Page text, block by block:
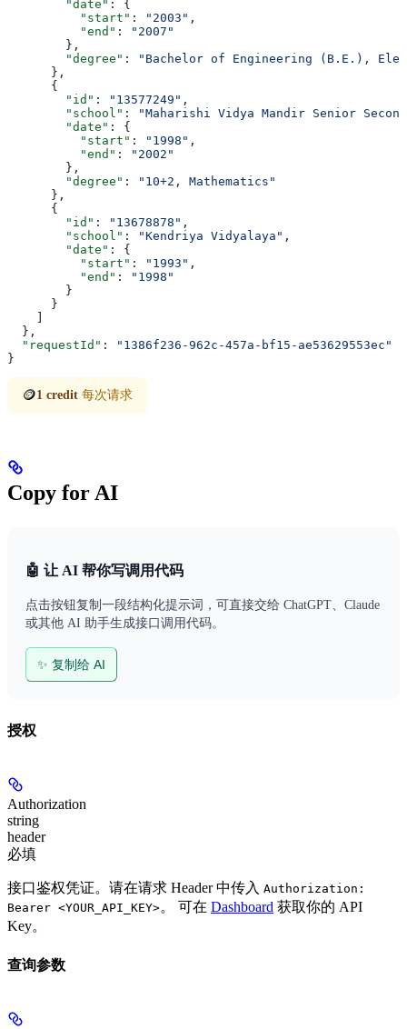
        "date"
: {
          "start"
: "2003" ,
          "end"
:
"2007"
        },
        "degree"
:
"Bachelor of Engineering (B.E.),
      },
      {
        "id"
: "13577249" ,
        "school"
:
"Maharishi Vidya Mandir Senior
        "date"
: {
          "start"
: "1998" ,
          "end"
:
"2002"
        },
        "degree"
:
"10+2, Mathematics"
      },
      {
        "id"
: "13678878" ,
        "school"
: "Kendriya Vidyalaya" ,
        "date"
: {
          "start"
: "1993" ,
          "end"
:
"1998"
        }
      }
  },
  "requestId"
:
"1386f236-962c-457a-bf15-ae53629553ec"
}
🪙1 credit 每次请求
Copy for AI
🤖 让 AI 帮你写调用代码
点击按钮复制一段结构化提示词，可直接交给 ChatGPT、Claude
或其他 AI 助手生成接口调用代码。
✨ 复制给 AI
授权
Authorization
string
header
必填
接口鉴权凭证。请在请求 Header 中传入 Authorization:
Bearer <YOUR_API_KEY>。 可在 Dashboard 获取你的 API
Key。
查询参数